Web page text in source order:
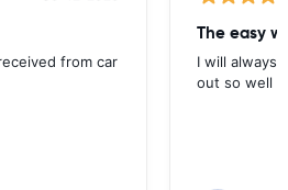
from car
I will always
out so well